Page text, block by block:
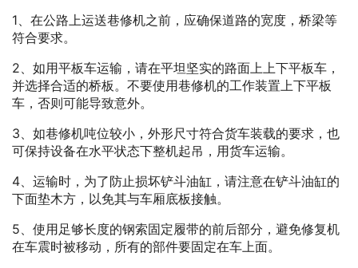
1、在公路上运送巷修机之前，应确保道路的宽度，桥梁等
符合要求。
2、如用平板车运输，请在平坦坚实的路面上上下平板车，
并选择合适的桥板。不要使用巷修机的工作装置上下平板
车，否则可能导致意外。
3、如巷修机吨位较小，外形尺寸符合货车装载的要求，也
可保持设备在水平状态下整机起吊，用货车运输。
4、运输时，为了防止损坏铲斗油缸，请注意在铲斗油缸的
下面垫木方，以免其与车厢底板接触。
5、使用足够长度的钢索固定履带的前后部分，避免修复机
在车震时被移动，所有的部件要固定在车上面。